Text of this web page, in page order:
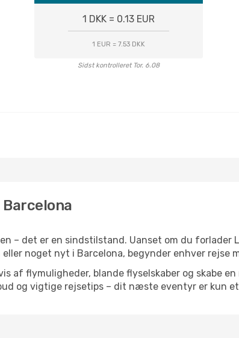
1 DKK = 0.13 EUR
1 EUR = 7.53 DKK
Sidst kontrolleret Tor. 6.08
– det er en sindstilstand. Uanset om du forlader
noget nyt i Barcelona, begynder enhver rejse
af flymuligheder, blande flyselskaber og skabe
og vigtige rejsetips – dit næste eventyr er kun